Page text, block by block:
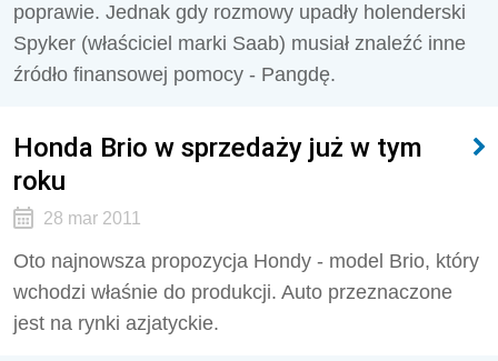
poprawie. Jednak gdy rozmowy upadły holenderski
Spyker (właściciel marki Saab) musiał znaleźć inne
źródło finansowej pomocy - Pangdę.
Honda Brio w sprzedaży już w tym
roku
28 mar 2011
Oto najnowsza propozycja Hondy - model Brio, który
wchodzi właśnie do produkcji. Auto przeznaczone
jest na rynki azjatyckie.